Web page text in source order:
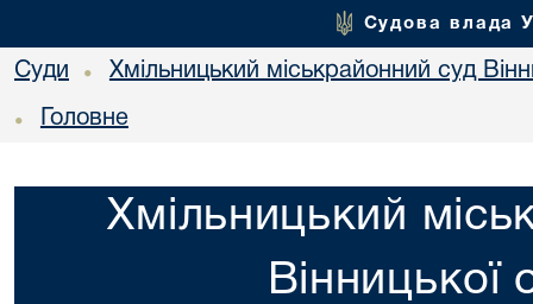
Судова влада
Суди • Хмільницький міськрайонний суд
• Головне
Хмільницький
Вінницької